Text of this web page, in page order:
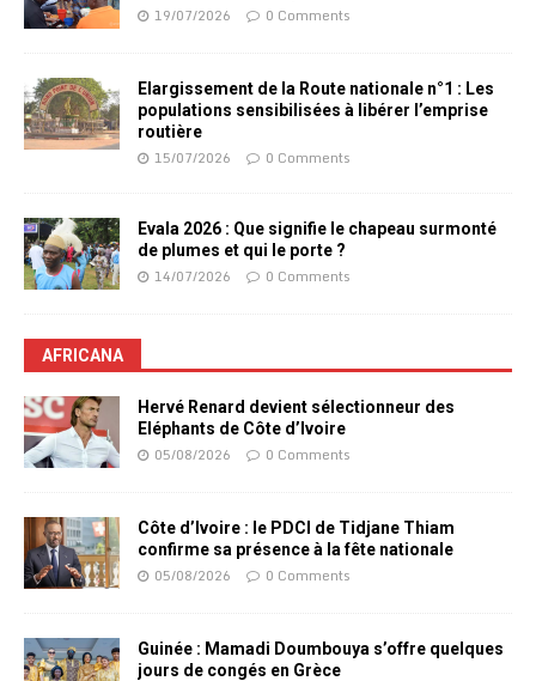
19/07/2026 0 Comments
Elargissement de la Route nationale n°1 : Les
populations sensibilisées à libérer l’emprise
routière
15/07/2026 0 Comments
Evala 2026 : Que signifie le chapeau surmonté
de plumes et qui le porte ?
14/07/2026 0 Comments
AFRICANA
Hervé Renard devient sélectionneur des
Eléphants de Côte d’Ivoire
05/08/2026 0 Comments
Côte d’Ivoire : le PDCI de Tidjane Thiam
confirme sa présence à la fête nationale
05/08/2026 0 Comments
Guinée : Mamadi Doumbouya s’offre quelques
jours de congés en Grèce